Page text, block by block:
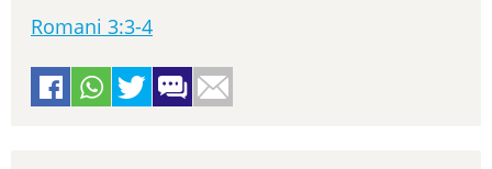
Romani 3:3-4